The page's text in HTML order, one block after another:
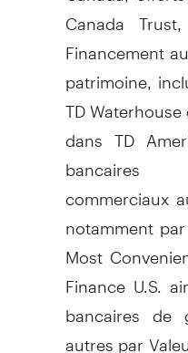
Canada
Financement
patrimoine,
TD
dans TD
bancaires
commerciaux
notamment
Most
Finance U.S.
bancaires de
autres par